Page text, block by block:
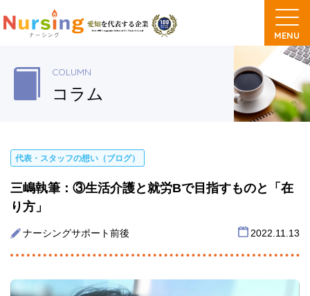
COLUMN
コラム
代表・スタッフの想い（ブログ）
ナーシングサポート前後 2022.11.13
三嶋執筆：③生活介護と就労Bで目指すものと「在
り方」